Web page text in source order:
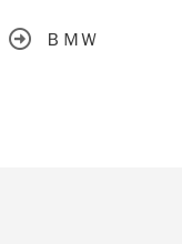
ＢＭＷ